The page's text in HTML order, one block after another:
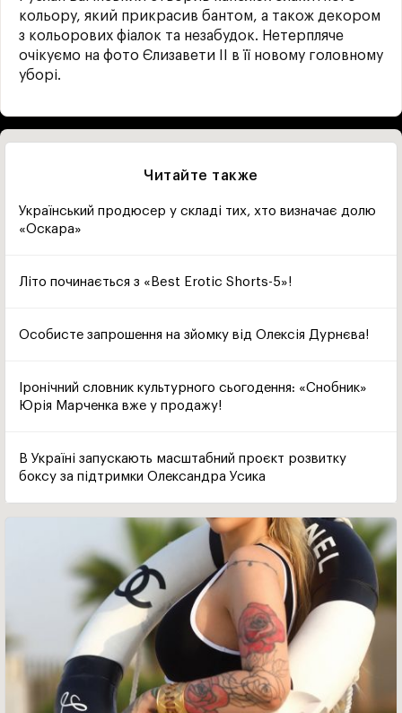
кольору, який прикрасив бантом, а також декором
з кольорових фіалок та незабудок. Нетерпляче
очікуємо на фото Єлизавети II в її новому головному
уборі.
Читайте также
Український продюсер у складі тих, хто визначає долю
«Оскара»
Літо починається з «Best Erotic Shorts-5»!
Особисте запрошення на зйомку від Олексія Дурнєва!
Іронічний словник культурного сьогодення: «Снобник»
Юрія Марченка вже у продажу!
В Україні запускають масштабний проєкт розвитку
боксу за підтримки Олександра Усика